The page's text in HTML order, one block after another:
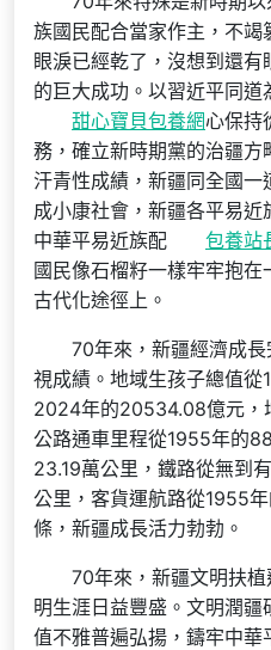
族國民配合當家作主，不
眼淚已經乾了，沒想到還
的巨大成功。以習近平同道
甜心寶貝包養網心保持
務，確立新時期黨的治疆
汗青性成績，新疆同全國
成小康社會，新疆各平易近
中華平易近族配
包養站
國民像石榴籽一樣牢牢抱
古代化途徑上。
70年來，新疆經濟成
視成績。地域生孩子總值從
2024年的20534.08億元，
公路通車里程從1955年的
23.19萬公里，鐵路從無到
公里，客貨運航路從1955
條，新疆成長活力勃勃。
70年來，新疆文明扶
明生涯日益豐盛。文明潤
值不雅普遍弘揚，鑄牢中